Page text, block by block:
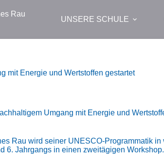
Rau
UNSERE SCHULE
mit Energie und Wertstoffen gestartet
Umgang mit Energie und
Rau wird seiner UNESCO-Programmatik
6. Jahrgangs in einen zweitägigen Workshop.